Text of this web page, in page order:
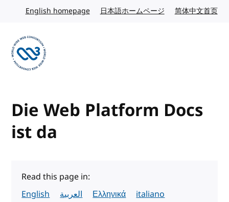
Skip to content
English homepageEnglish website
日本語ホームページ Japanese website
简体中文首页
Die Web Platform Docs
ist da
Read this page in:
English
العربية Ελληνικά italiano